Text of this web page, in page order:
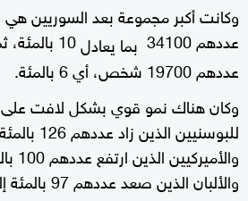
وكانت أكبر مجموعة بعد ⁠السوريين هي
عددهم 34100
بما يعادل
⁠10
عددهم ⁠19700 شخص، أي 6 بالمئة.
وكان هناك نمو قوي بشكل لافت
والألبان الذين صعد عددهم 97 بالمئة إلى 6100 شخص.